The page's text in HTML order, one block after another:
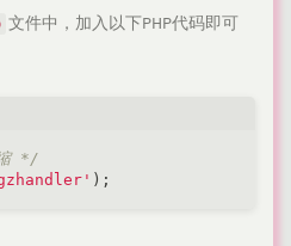
文件中，加入以下PHP代码即可
*/